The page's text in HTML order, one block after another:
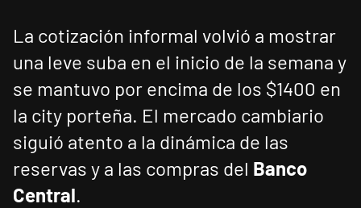
La cotización informal volvió a mostrar
una leve suba en el inicio de la semana y
se mantuvo por encima de los $1400 en
la city porteña. El mercado cambiario
siguió atento a la dinámica de las
reservas y a las compras del Banco
Central.